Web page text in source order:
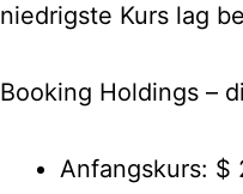
niedrigste Kurs lag
Booking Holdings –
Anfangskurs: $